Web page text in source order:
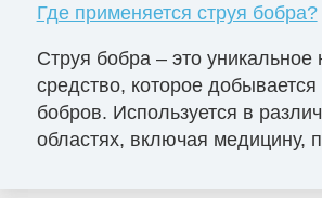
Где применяется струя бобра?
Струя бобра – это уникальное
средство, которое добывается
бобров. Используется в
областях, включая медицину,